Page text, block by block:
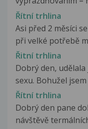
Řítní trhlina
Asi před 2 měsíci
při velké potřebě
Řitní trhlina
Dobrý den,
sexu. Bohužel jsem
Řítní trhlina
Dobrý den pane
návštěvě